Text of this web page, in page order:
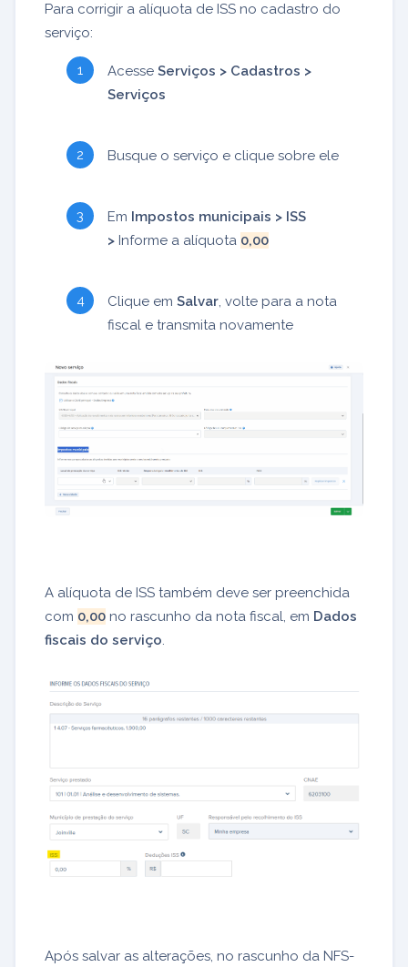
Para corrigir a alíquota de ISS no cadastro do
serviço:
Acesse Serviços > Cadastros >
Serviços
Busque o serviço e clique sobre ele
Em Impostos municipais > ISS
> Informe a alíquota 0,00
Clique em Salvar, volte para a nota
fiscal e transmita novamente
A alíquota de ISS também deve ser preenchida
com 0,00 no rascunho da nota fiscal, em Dados
fiscais do serviço.
Após salvar as alterações, no rascunho da NFS-